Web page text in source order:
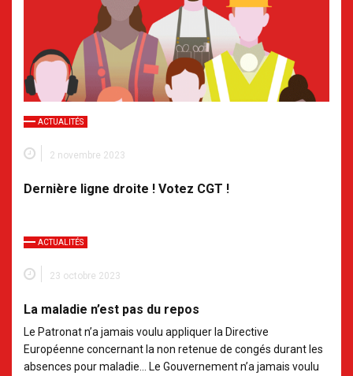
ACTUALITÉS
2 novembre 2023
Dernière ligne droite ! Votez CGT !
ACTUALITÉS
23 octobre 2023
La maladie n’est pas du repos
Le Patronat n’a jamais voulu appliquer la Directive
Européenne concernant la non retenue de congés durant les
absences pour maladie… Le Gouvernement n’a jamais voulu